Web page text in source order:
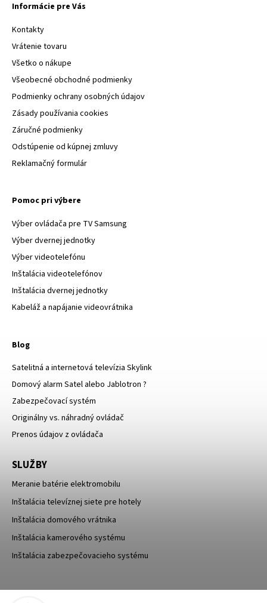
Informácie pre Vás
Kontakty
Vrátenie tovaru
Všetko o nákupe
Všeobecné obchodné podmienky
Podmienky ochrany osobných údajov
Zásady používania cookies
Záručné podmienky
Odstúpenie od kúpnej zmluvy
Reklamačný formulár
Pomoc pri výbere
Výber ovládača pre TV Samsung
Výber dvernej jednotky
Výber videotelefónu
Inštalácia videotelefónov
Inštalácia dvernej jednotky
Kabeláž a napájanie videovrátnika
Blog
Satelitná a internetová televízia Skylink
Domový alarm Satel alebo Jablotron ?
Zabezpečovací systém
Originálny vs. náhradný ovládač
Prenos údajov z ovládača
SLUŽBY
Meranie batérie elektromobilu
Inštalácia televíznej siete pre hotely
Inštalácia domového vrátnika
Inštalácia kamerového systému
Inštalácia zabezpečovacieho systému